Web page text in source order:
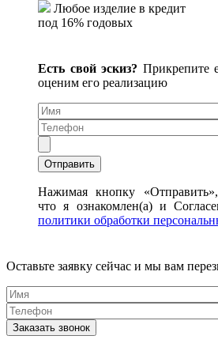
Любое изделие в кредит
под 16% годовых
Есть свой эскиз? Прикрепите
оценим его реализацию
Нажимая кнопку
что я ознакомлен(а) и
политики обработки
Оставьте заявку сейчас и мы вам